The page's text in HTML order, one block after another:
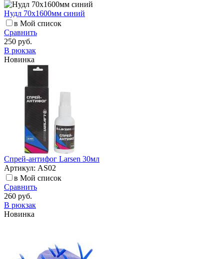
Нудл 70х1600мм синий
в Мой список
Сравнить
250 руб.
В рюкзак
Новинка
Спрей-антифог Larsen 30мл
Артикул: AS02
в Мой список
Сравнить
260 руб.
В рюкзак
Новинка